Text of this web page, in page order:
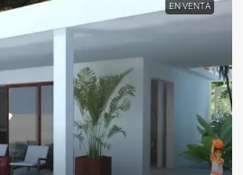
EN VENTA